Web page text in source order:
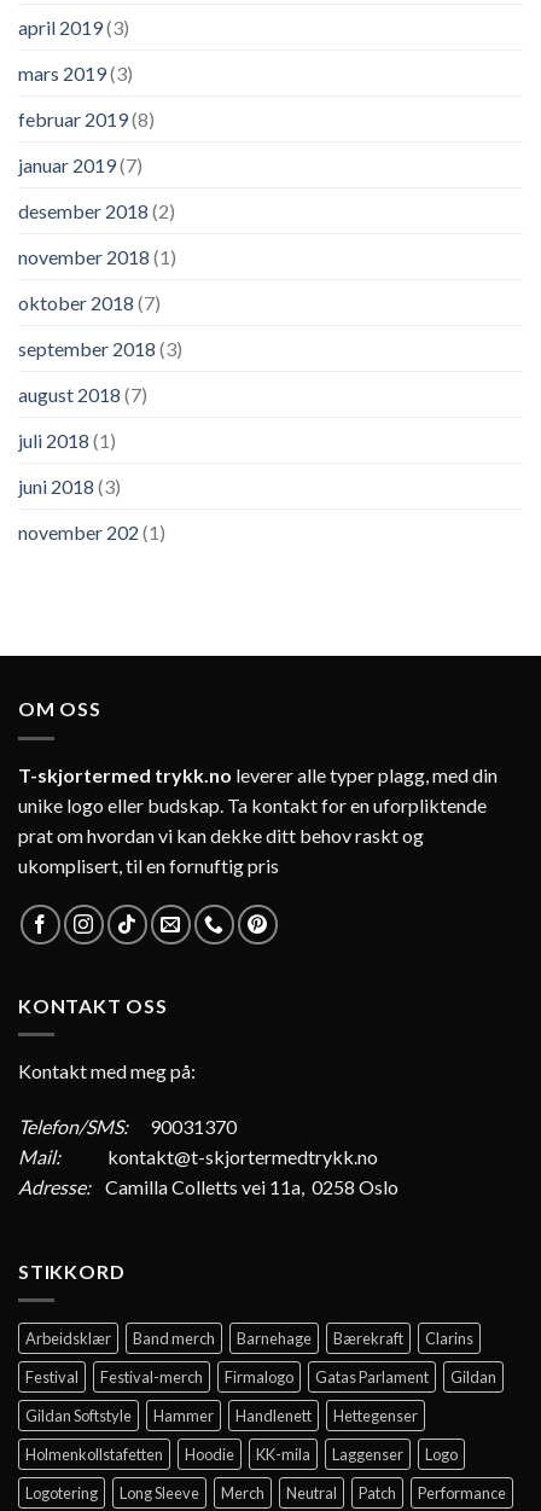
april 2019(3)
mars 2019(3)
februar 2019(8)
januar 2019(7)
desember 2018 (2)
november 2018 (1)
oktober 2018 (7)
september 2018 (3)
august 2018 (7)
juli 2018 (1)
juni 2018 (3)
november 202 (1)
OM OSS
T-skjortermed trykk.no leverer alle typer plagg, med din
unike logo eller budskap. Ta kontakt for en uforpliktende
prat om hvordan vi kan dekke ditt behov raskt og
ukomplisert, til en fornuftig pris
KONTAKT OSS
Kontakt med meg på:
Telefon/SMS:
90031370
Mail:
kontakt@t-skjortermedtrykk.no
Adresse: Camilla Colletts vei 11a, 0258 Oslo
STIKKORD
Arbeidsklær Band merch Barnehage Bærekraft
Clarins
Festival
Festival-merch Firmalogo Gatas Parlament
Gildan
Gildan Softstyle
Hammer Handlenett
Hettegenser
Holmenkollstafetten
Hoodie KK-mila Laggenser
Logo
Logotering
Long Sleeve Merch Neutral Patch Performance